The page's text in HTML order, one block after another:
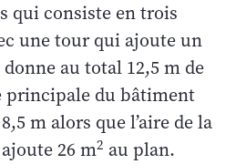
qui consiste en trois
une tour qui ajoute un
au total 12,5 m de
principale du bâtiment
m alors que l’aire de la
26 m2 au plan.